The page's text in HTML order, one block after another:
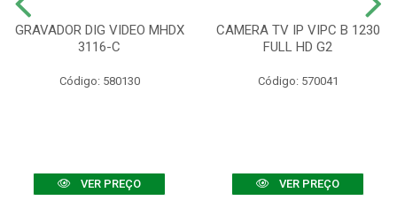
GRAVADOR DIG VIDEO MHDX
3116-C
Código: 580130
VER PREÇO
CAMERA TV IP VIPC B 1230
FULL HD G2
Código: 570041
VER PREÇO